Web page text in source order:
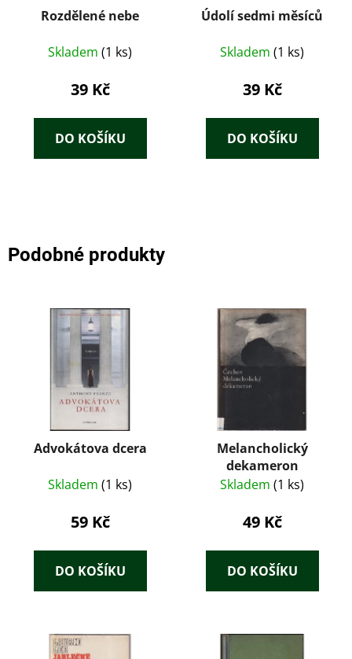
Rozdělené nebe
Skladem (1 ks)
39 Kč
DO KOŠÍKU
Údolí sedmi měsíců
Skladem (1 ks)
39 Kč
DO KOŠÍKU
Podobné produkty
Advokátova dcera
Skladem (1 ks)
59 Kč
DO KOŠÍKU
Melancholický
dekameron
Skladem (1 ks)
49 Kč
DO KOŠÍKU